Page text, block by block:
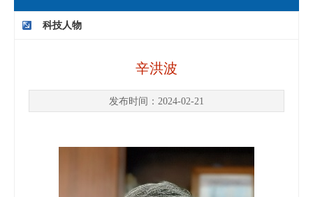
科技人物
辛洪波
发布时间：2024-02-21